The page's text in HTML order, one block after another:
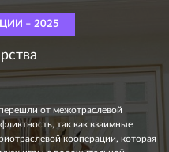
– 2025
от межотраслевой
так как взаимные
кооперации, которая